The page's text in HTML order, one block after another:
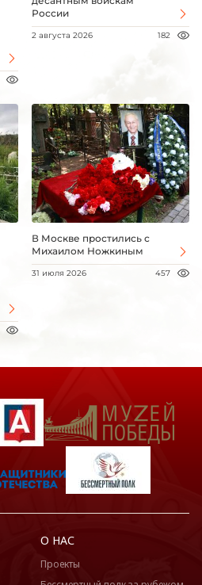
России
2 августа 2026 182
В Москве простились с
Михаилом Ножкиным
31 июля 2026 457
О НАС
Проекты